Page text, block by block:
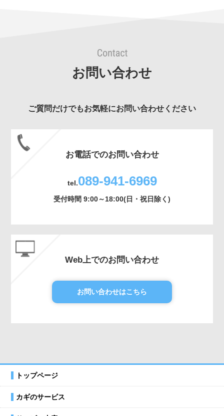
お問い合わせ
ご質問だけでもお気軽にお問い合わせください
お電話でのお問い合わせ
tel.089-941-6969
受付時間 9:00～18:00(日・祝日除く)
Web上でのお問い合わせ
お問い合わせはこちら
トップページ
カギのサービス